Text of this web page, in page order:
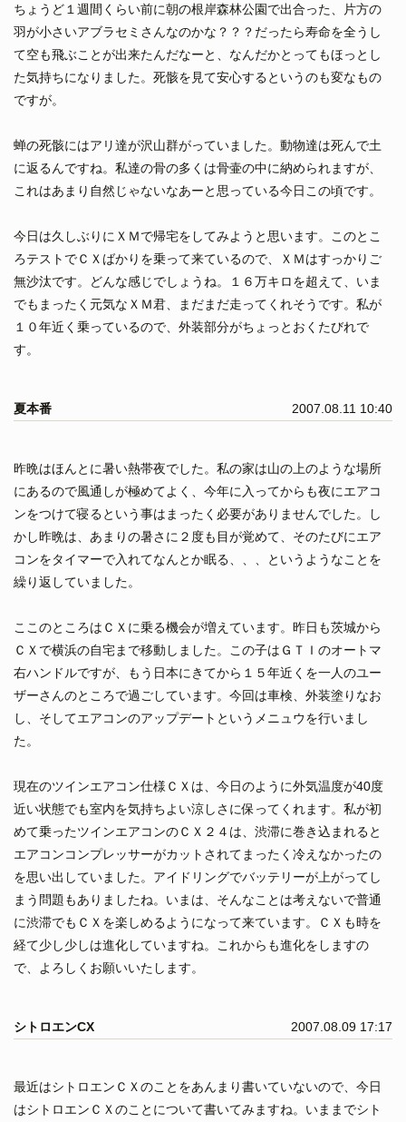
ちょうど１週間くらい前に朝の根岸森林公園で出合った、片方の
羽が小さいアブラセミさんなのかな？？？だったら寿命を全うし
て空も飛ぶことが出来たんだなーと、なんだかとってもほっとし
た気持ちになりました。死骸を見て安心するというのも変なもの
ですが。
蝉の死骸にはアリ達が沢山群がっていました。動物達は死んで土
に返るんですね。私達の骨の多くは骨壷の中に納められますが、
これはあまり自然じゃないなあーと思っている今日この頃です。
今日は久しぶりにＸＭで帰宅をしてみようと思います。このとこ
ろテストでＣＸばかりを乗って来ているので、ＸＭはすっかりご
無沙汰です。どんな感じでしょうね。１６万キロを超えて、いま
でもまったく元気なＸＭ君、まだまだ走ってくれそうです。私が
１０年近く乗っているので、外装部分がちょっとおくたびれで
す。
夏本番 2007.08.11 10:40
昨晩はほんとに暑い熱帯夜でした。私の家は山の上のような場所
にあるので風通しが極めてよく、今年に入ってからも夜にエアコ
ンをつけて寝るという事はまったく必要がありませんでした。し
かし昨晩は、あまりの暑さに２度も目が覚めて、そのたびにエア
コンをタイマーで入れてなんとか眠る、、、というようなことを
繰り返していました。
ここのところはＣＸに乗る機会が増えています。昨日も茨城から
ＣＸで横浜の自宅まで移動しました。この子はＧＴＩのオートマ
右ハンドルですが、もう日本にきてから１５年近くを一人のユー
ザーさんのところで過ごしています。今回は車検、外装塗りなお
し、そしてエアコンのアップデートというメニュウを行いまし
た。
現在のツインエアコン仕様ＣＸは、今日のように外気温度が40度
近い状態でも室内を気持ちよい涼しさに保ってくれます。私が初
めて乗ったツインエアコンのＣＸ２４は、渋滞に巻き込まれると
エアコンコンプレッサーがカットされてまったく冷えなかったの
を思い出していました。アイドリングでバッテリーが上がってし
まう問題もありましたね。いまは、そんなことは考えないで普通
に渋滞でもＣＸを楽しめるようになって来ています。ＣＸも時を
経て少し少しは進化していますね。これからも進化をしますの
で、よろしくお願いいたします。
シトロエンCX 2007.08.09 17:17
最近はシトロエンＣＸのことをあんまり書いていないので、今日
はシトロエンＣＸのことについて書いてみますね。いままでシト